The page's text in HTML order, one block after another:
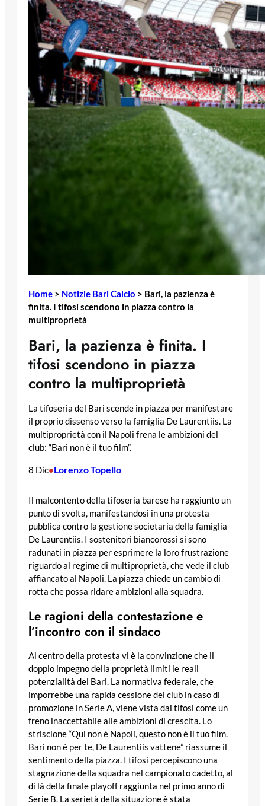
Home > Notizie Bari Calcio > Bari, la pazienza è
finita. I tifosi scendono in piazza contro la
multiproprietà
Bari, la pazienza è finita. I
tifosi scendono in piazza
contro la multiproprietà
La tifoseria del Bari scende in piazza per manifestare
il proprio dissenso verso la famiglia De Laurentiis. La
multiproprietà con il Napoli frena le ambizioni del
club: “Bari non è il tuo film”.
8 Dic•Lorenzo Topello
Il malcontento della tifoseria barese ha raggiunto un
punto di svolta, manifestandosi in una protesta
pubblica contro la gestione societaria della famiglia
De Laurentiis. I sostenitori biancorossi si sono
radunati in piazza per esprimere la loro frustrazione
riguardo al regime di multiproprietà, che vede il club
affiancato al Napoli. La piazza chiede un cambio di
rotta che possa ridare ambizioni alla squadra.
Le ragioni della contestazione e
l’incontro con il sindaco
Al centro della protesta vi è la convinzione che il
doppio impegno della proprietà limiti le reali
potenzialità del Bari. La normativa federale, che
imporrebbe una rapida cessione del club in caso di
promozione in Serie A, viene vista dai tifosi come un
freno inaccettabile alle ambizioni di crescita. Lo
striscione “Qui non è Napoli, questo non è il tuo film.
Bari non è per te, De Laurentiis vattene” riassume il
sentimento della piazza. I tifosi percepiscono una
stagnazione della squadra nel campionato cadetto, al
di là della finale playoff raggiunta nel primo anno di
Serie B. La serietà della situazione è stata